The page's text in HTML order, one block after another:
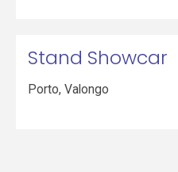
Stand Showcar
Porto,Valongo